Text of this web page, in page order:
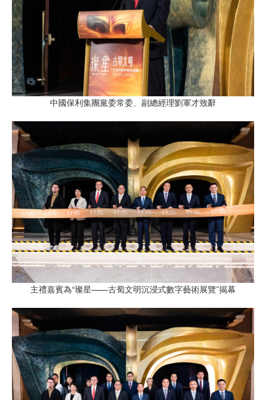
中國保利集團黨委常委、副總經理劉軍才致辭
主禮嘉賓為“璨星——古蜀文明沉浸式數字藝術展覽”揭幕